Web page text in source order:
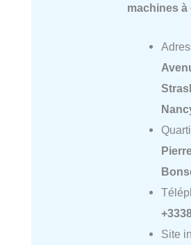
machines à
Site